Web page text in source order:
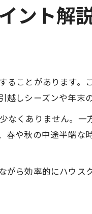
ント解
ことがあります
しシーズンや年末
くありません。
や秋の中途半端
ら効率的にハウ